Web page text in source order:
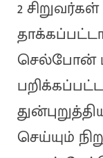
2
செல்போன்
செய்யும்